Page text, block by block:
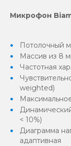
Микрофон
Потолочный
Массив из 8
Частотная
weighted)
< 10%)
Диаграмма
адаптивная